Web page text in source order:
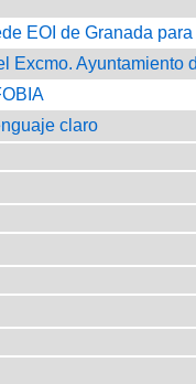
EOI de Granada
Excmo. Ayuntamiento
claro